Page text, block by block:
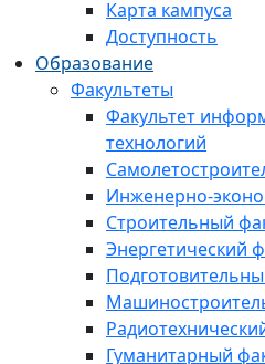
Карта кампуса
Доступность
Образование
Факультеты
Факультет
технологий
Инженерно-
Строительный
Энергетический
Гуманитарный